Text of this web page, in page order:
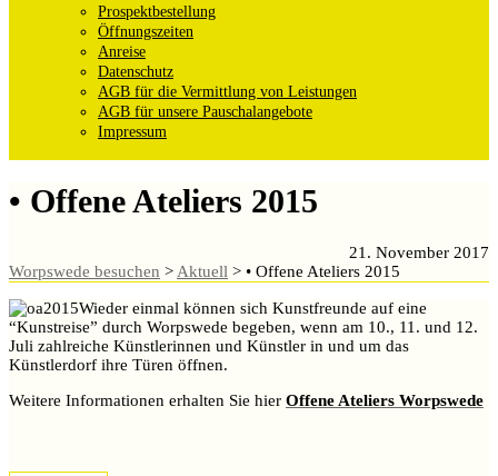
Prospektbestellung
Öffnungszeiten
Anreise
Datenschutz
AGB für die Vermittlung von Leistungen
AGB für unsere Pauschalangebote
Impressum
• Offene Ateliers 2015
21. November 2017
Worpswede besuchen > Aktuell > • Offene Ateliers 2015
Wieder einmal können sich Kunstfreunde auf eine
“Kunstreise” durch Worpswede begeben, wenn am 10., 11. und 12.
Juli zahlreiche Künstlerinnen und Künstler in und um das
Künstlerdorf ihre Türen öffnen.
Weitere Informationen erhalten Sie hier Offene Ateliers Worpswede